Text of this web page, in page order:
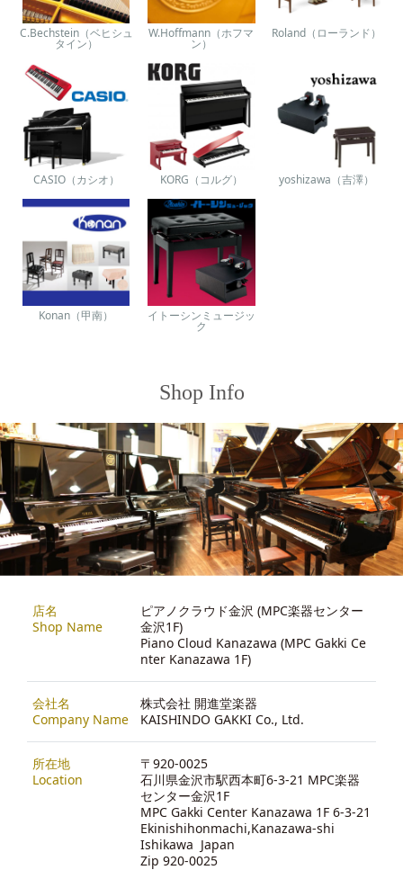
C.Bechstein（ベヒシュ
タイン）
W.Hoffmann（ホフマ
ン）
Roland（ローランド）
CASIO（カシオ） KORG（コルグ） yoshizawa（吉澤）
Konan（甲南） イトーシンミュージッ
ク
Shop Info
店名
Shop Name
ピアノクラウド金沢 (MPC楽器センター
金沢1F)
Piano Cloud Kanazawa (MPC Gakki Ce
nter Kanazawa 1F)
会社名
Company Name
株式会社 開進堂楽器
KAISHINDO GAKKI Co., Ltd.
所在地
Location
〒920-0025
石川県金沢市駅西本町6-3-21 MPC楽器
センター金沢1F
MPC Gakki Center Kanazawa 1F 6-3-21
Ekinishihonmachi,Kanazawa-shi
Ishikawa Japan
Zip 920-0025